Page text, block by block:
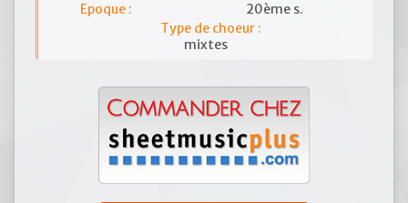
Epoque :
20ème s.
Type de choeur :
mixtes